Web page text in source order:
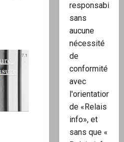
responsabilité,
sans
aucune
nécessité
de
conformité
avec
l'orientation
de «Relais
info», et
sans que «